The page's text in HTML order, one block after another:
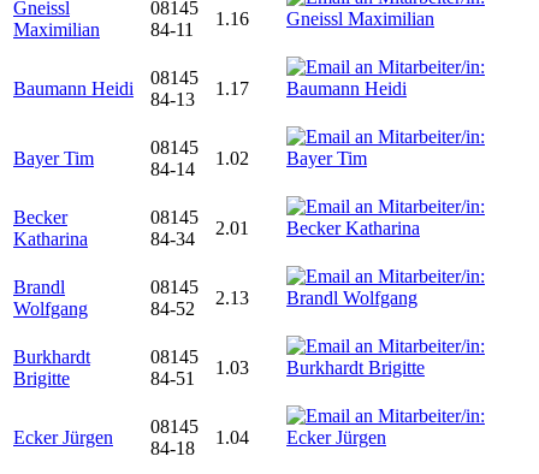
Gneissl
Maximilian
08145
84-11
1.16
Baumann Heidi
08145
84-13
1.17
Bayer Tim
08145
84-14
1.02
Becker
Katharina
08145
84-34
2.01
Brandl
Wolfgang
08145
84-52
2.13
Burkhardt
Brigitte
08145
84-51
1.03
Ecker Jürgen
08145
84-18
1.04